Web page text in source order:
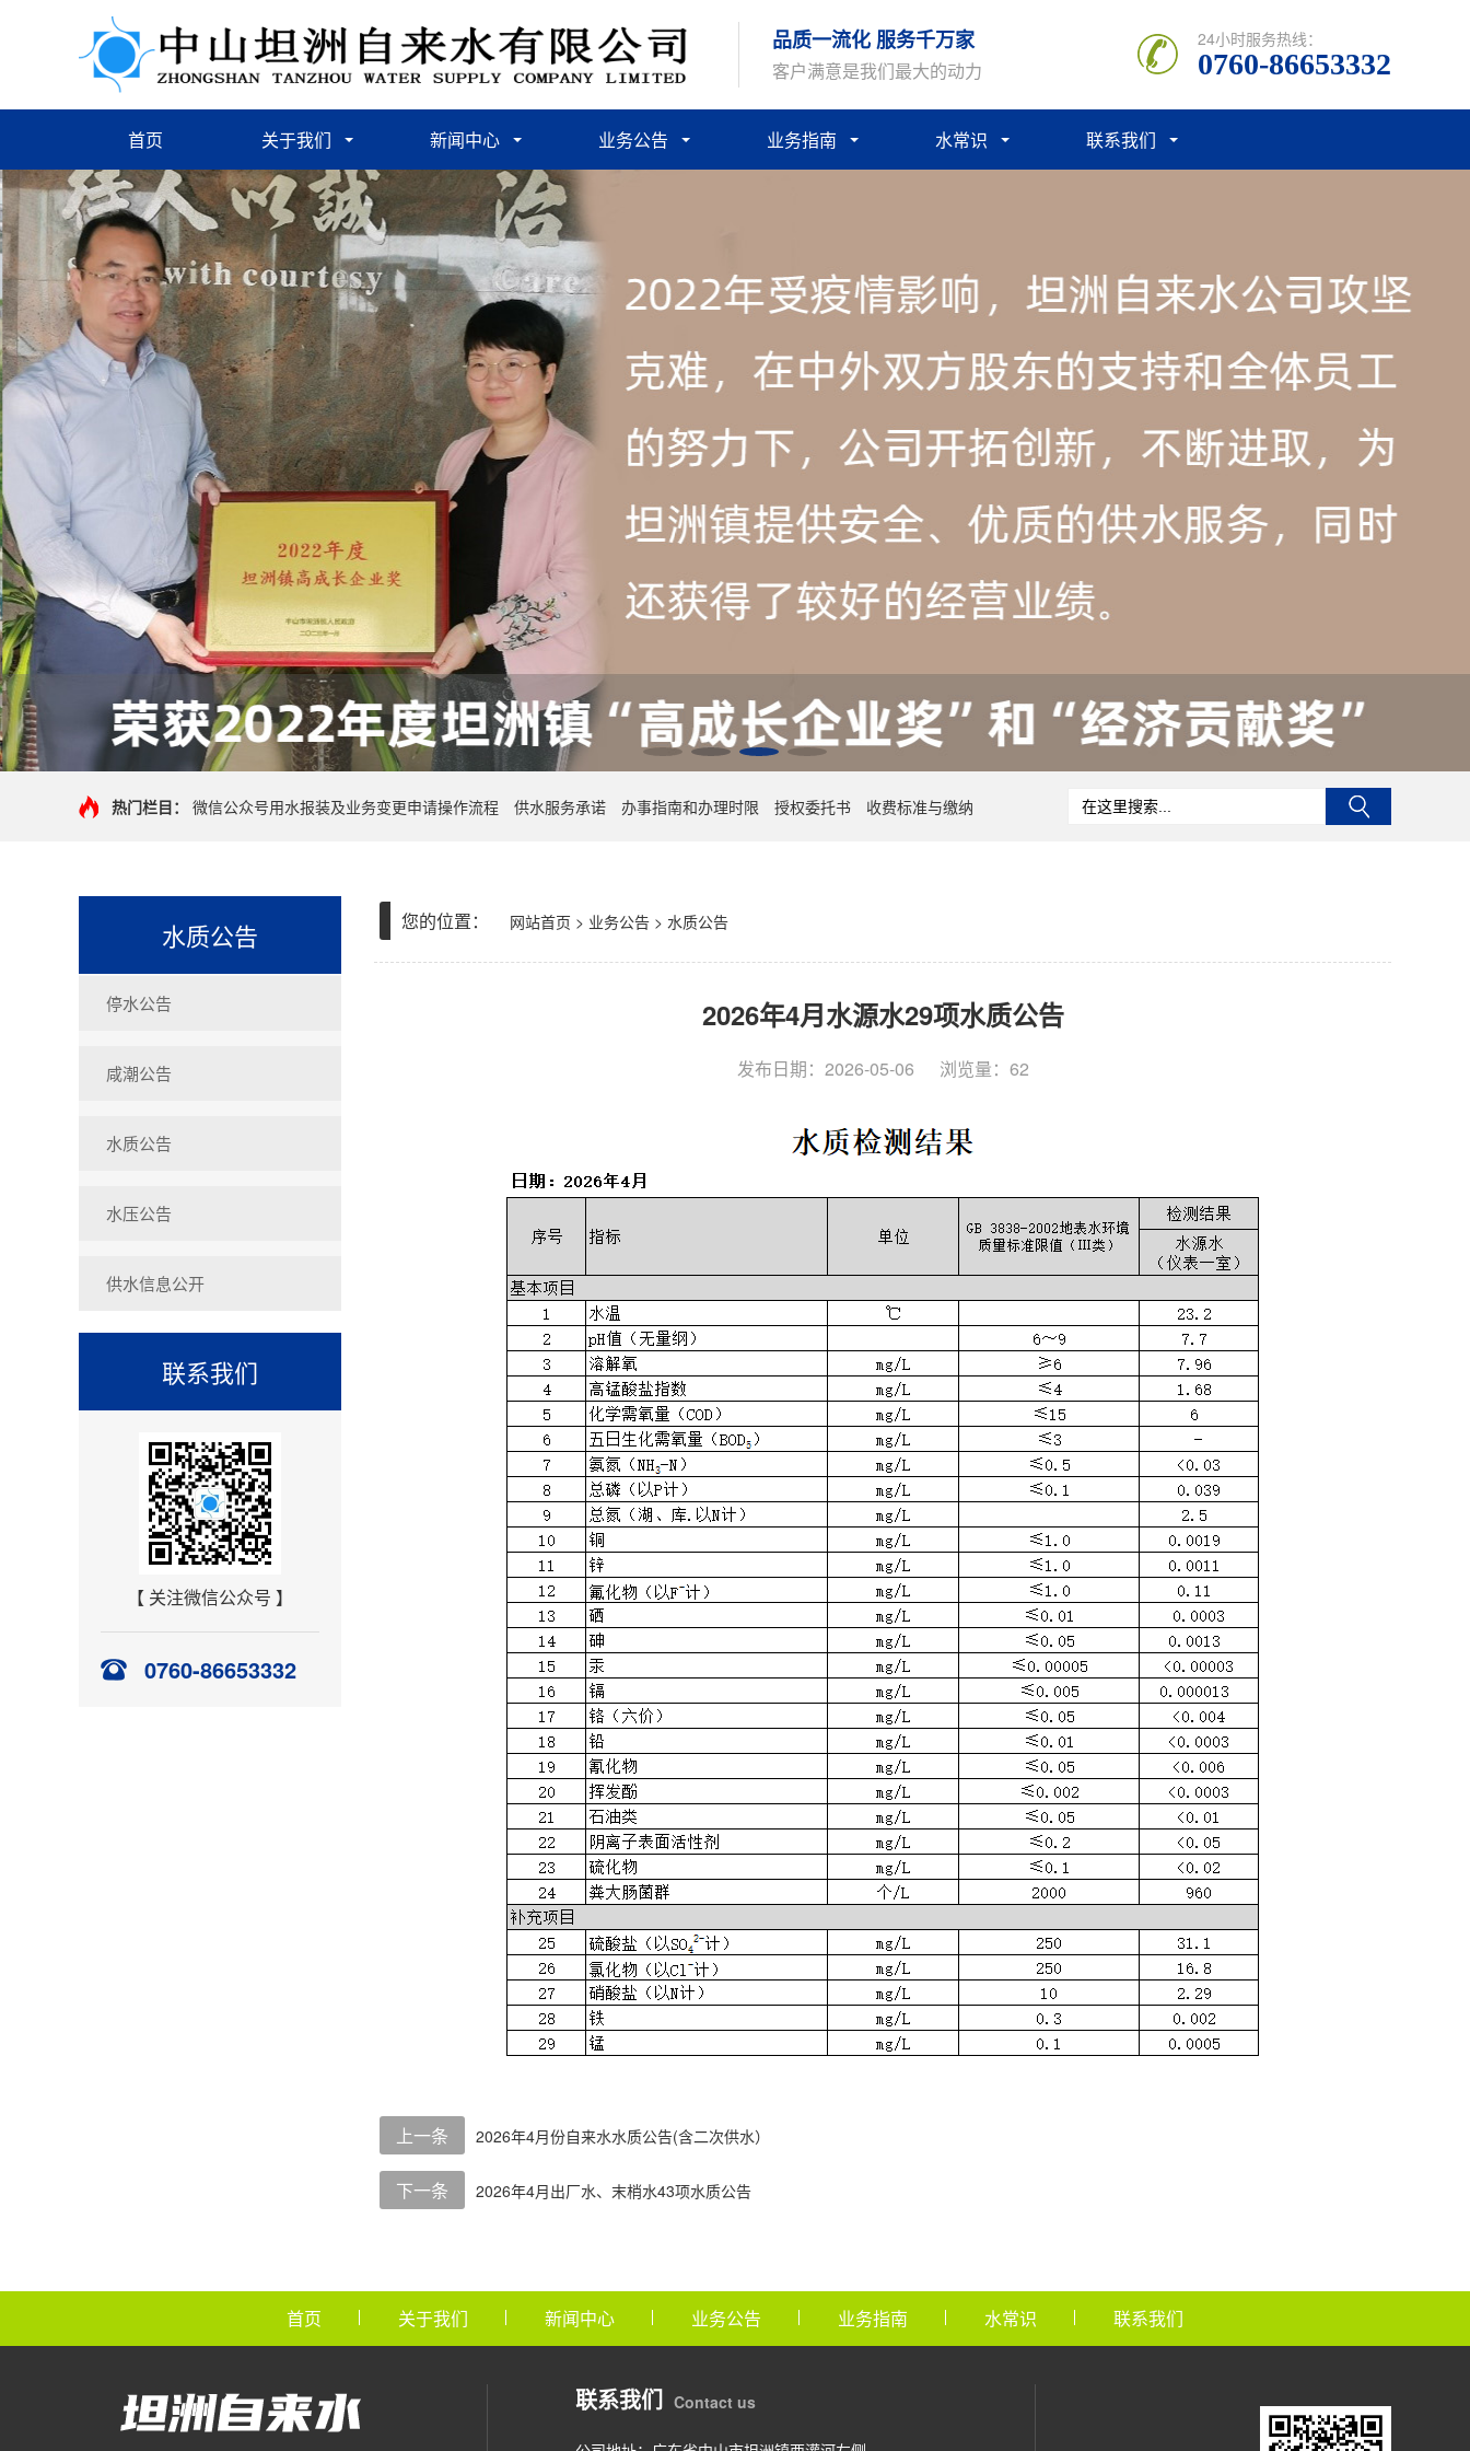
品质一流化 服务千万家
客户满意是我们最大的动力
24小时服务热线：
0760-86653332
首页 关于我们 新闻中心 业务公告 业务指南 水常识 联系我们
热门栏目： 微信公众号用水报装及业务变更申请操作流程 供水服务承诺 办事指南和办理时限 授权委托书 收费标准与缴纳
水质公告
停水公告
咸潮公告
水质公告
水压公告
供水信息公开
联系我们
【 关注微信公众号 】
0760-86653332
您的位置： 网站首页 > 业务公告 > 水质公告
2026年4月水源水29项水质公告
发布日期：2026-05-06 浏览量： 62
上一条 2026年4月份自来水水质公告(含二次供水）
下一条 2026年4月出厂水、末梢水43项水质公告
首页 关于我们 新闻中心 业务公告 业务指南 水常识 联系我们
联系我们 Contact us